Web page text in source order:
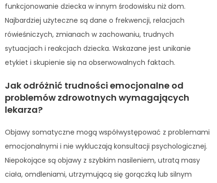
funkcjonowanie dziecka w innym środowisku niż dom.
Najbardziej użyteczne są dane o frekwencji, relacjach
rówieśniczych, zmianach w zachowaniu, trudnych
sytuacjach i reakcjach dziecka. Wskazane jest unikanie
etykiet i skupienie się na obserwowalnych faktach.
Jak odróżnić trudności emocjonalne od
problemów zdrowotnych wymagających
lekarza?
Objawy somatyczne mogą współwystępować z problemami
emocjonalnymi i nie wykluczają konsultacji psychologicznej.
Niepokojące są objawy z szybkim nasileniem, utratą masy
ciała, omdleniami, utrzymującą się gorączką lub silnym